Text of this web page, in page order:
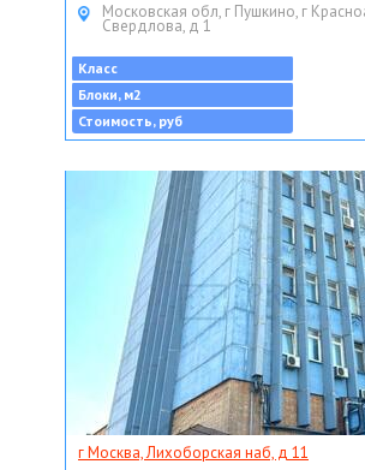
Московская обл, г Пушкино, г
Свердлова, д 1
Класс
Блоки, м2
Стоимость, руб
г Москва, Лихоборская наб, д 11